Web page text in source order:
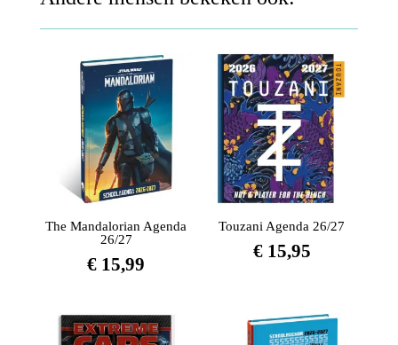
The Mandalorian Agenda
26/27
€ 15,99
Touzani Agenda 26/27
€15,95